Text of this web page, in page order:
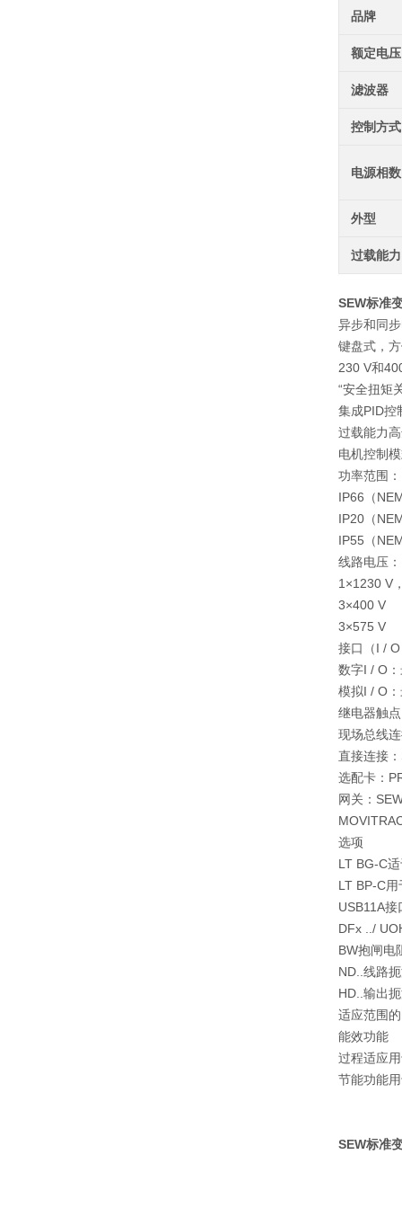
品牌
额定电压
滤波器
控制方式
电源相数
外型
过载能力
SEW标准
异步和同
键盘式，
230 V和
“安全扭矩
集成PID控
过载能力
电机控制
功率范围：
IP66（
IP20（
IP55（
线路电压：
1×1230 V
3×400 V
3×575 V
接口（I / O
数字I / O
模拟I / O
继电器触
现场总线
直接连接
选配卡：
网关：
选项
LT BG-C
LT BP-C
USB11A接
DFx ../
BW抱闸电
ND..线路
HD..输出
适应范围
能效功能
过程适应
节能功能
SEW标准